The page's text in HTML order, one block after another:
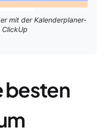
mit der Kalenderplaner-
ClickUp
besten